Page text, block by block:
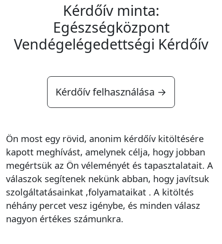
Kérdőív minta:
Egészségközpont
Vendégelégedettségi Kérdőív
Kérdőív felhasználása →
Ön most egy rövid, anonim kérdőív kitöltésére
kapott meghívást, amelynek célja, hogy jobban
megértsük az Ön véleményét és tapasztalatait. A
válaszok segítenek nekünk abban, hogy javítsuk
szolgáltatásainkat ,folyamataikat . A kitöltés
néhány percet vesz igénybe, és minden válasz
nagyon értékes számunkra.